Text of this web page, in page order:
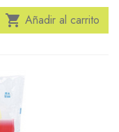
 Añadir al carrito